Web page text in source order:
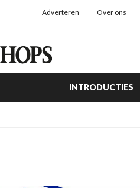
Adverteren Over ons
INTRODUCTIES